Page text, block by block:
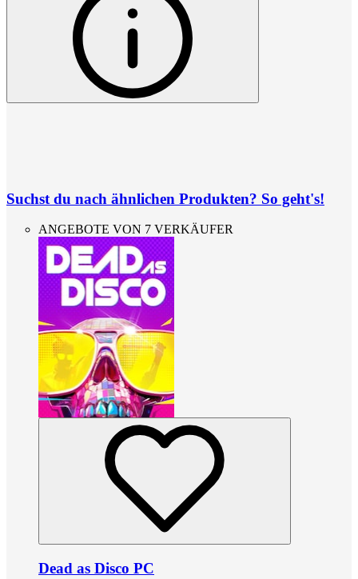
Suchst du nach ähnlichen Produkten? So geht's!
ANGEBOTE VON 7 VERKÄUFER
Dead as Disco PC